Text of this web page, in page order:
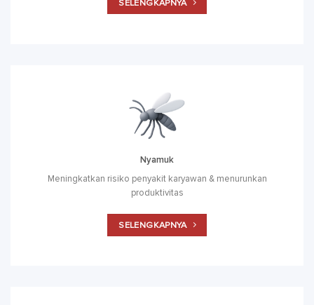
SELENGKAPNYA
Nyamuk
Meningkatkan risiko penyakit karyawan & menurunkan
produktivitas
SELENGKAPNYA